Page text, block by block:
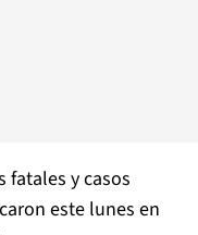
fatales y casos
este lunes en